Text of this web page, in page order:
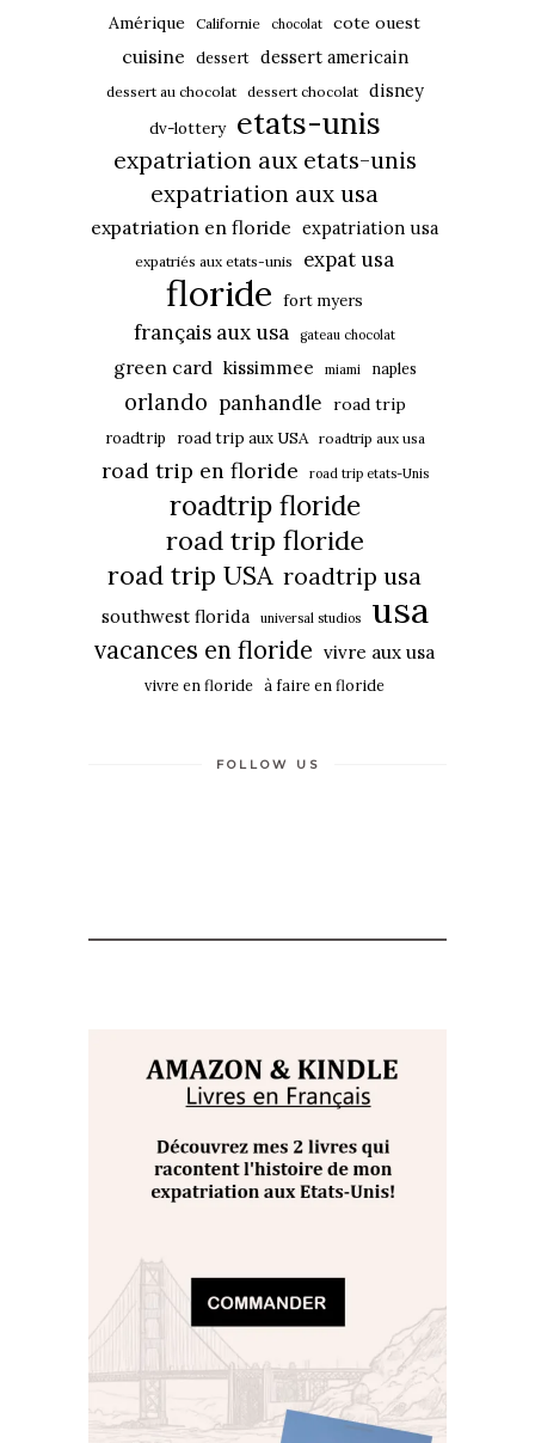
Amérique Californie chocolat cote ouest
cuisine dessert dessert americain
dessert au chocolat dessert chocolat disney
dv-lottery etats-unis
expatriation aux etats-unis
expatriation aux usa
expatriation en floride expatriation usa
expatriés aux etats-unis expat usa
floride fort myers
français aux usa gateau chocolat
green card kissimmee miami naples
orlando panhandle road trip
roadtrip road trip aux USA roadtrip aux usa
road trip en floride road trip etats-Unis
roadtrip floride
road trip floride
road trip USA roadtrip usa
southwest florida universal studios usa
vacances en floride vivre aux usa
vivre en floride à faire en floride
FOLLOW US